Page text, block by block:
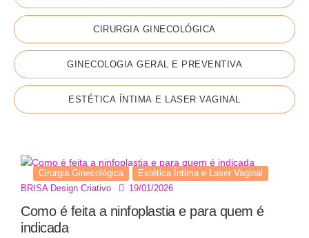
CIRURGIA GINECOLÓGICA
GINECOLOGIA GERAL E PREVENTIVA
ESTÉTICA ÍNTIMA E LASER VAGINAL
Cirurgia Ginecológica
Estética Íntima e Laser Vaginal
BRISA Design Criativo
19/01/2026
Como é feita a ninfoplastia e para quem é
indicada